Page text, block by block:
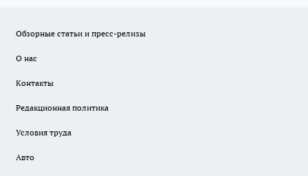
Обзорные статьи и пресс-релизы
О нас
Контакты
Редакционная политика
Условия труда
Авто